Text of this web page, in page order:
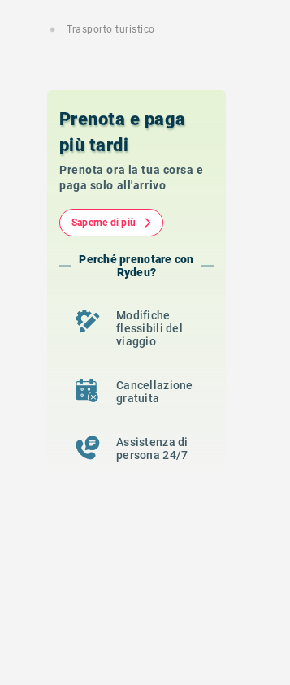
Trasporto turistico
Prenota e paga
più tardi
Prenota ora la tua corsa e
paga solo all'arrivo
Saperne di più
Perché prenotare con
Rydeu?
Modifiche
flessibili del
viaggio
Cancellazione
gratuita
Assistenza di
persona 24/7